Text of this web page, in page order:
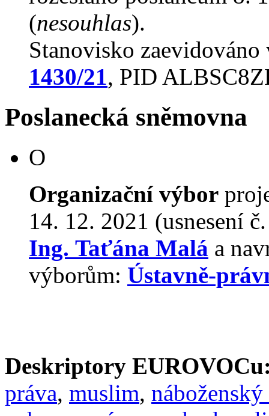
(nesouhlas).
Stanovisko
1430/21, PID
Poslanecká sněmovna
O
Organizační výbor
14. 12. 2021 (usnesení
Ing. Taťána Malá a
výborům: Ústavně-
Deskriptory
práva, muslim,